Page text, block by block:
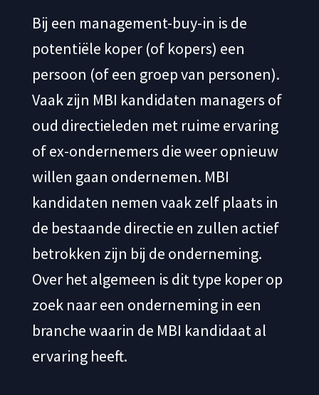
Bij een management-buy-in is de
potentiële koper (of kopers) een
persoon (of een groep van personen).
Vaak zijn MBI kandidaten managers of
oud directieleden met ruime ervaring
of ex-ondernemers die weer opnieuw
willen gaan ondernemen. MBI
kandidaten nemen vaak zelf plaats in
de bestaande directie en zullen actief
betrokken zijn bij de onderneming.
Over het algemeen is dit type koper op
zoek naar een onderneming in een
branche waarin de MBI kandidaat al
ervaring heeft.